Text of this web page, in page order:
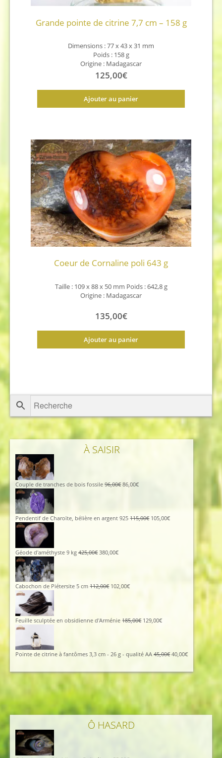
Grande pointe de citrine 7,7 cm – 158 g
Dimensions :77 x 43 x 31 mm
Poids : 158 g
Origine : Madagascar
125,00€
Ajouter au panier
Coeur de Cornaline poli 643 g
Taille : 109 x 88 x 50 mm Poids : 642,8 g
Origine : Madagascar
135,00€
Ajouter au panier
À SAISIR
Couple de tranches de bois fossile 96,00€Le
96,00€.
86,00€Le
86,00€.
Pendentif de Charoïte, bélière en argent 925 115,00€ Le
105,00€Le
Géode d'améthyste 9 kg 425,00€ Le
425,00€.
380,00€Le
380,00€.
Cabochon de Piétersite 5 cm 112,00€ Le
112,00€.
102,00€Le
102,00€.
Feuille sculptée en obsidienne d'Arménie 185,00€ Le
185,00€.
129,00€Le
129,00€.
Pointe de citrine à fantômes 3,3 cm - 26 g - qualité AA 45,00€Le
initial
était :
40,00€Le
actuel
est :
Ô HASARD